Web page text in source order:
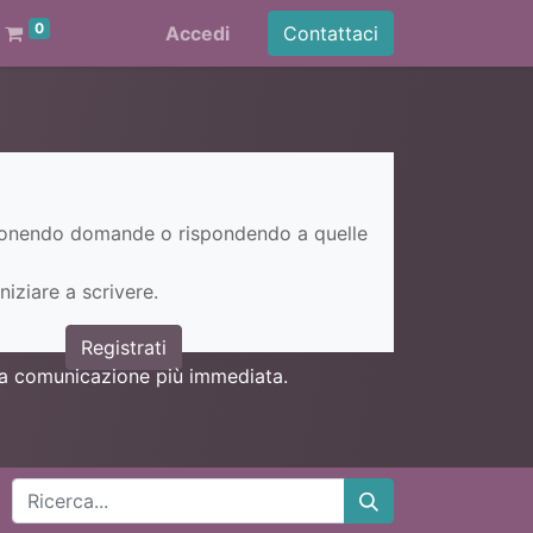
0 Accedi Contattaci
domande o rispondendo a quelle
a scrivere.
Registrati
comunicazione più immediata.